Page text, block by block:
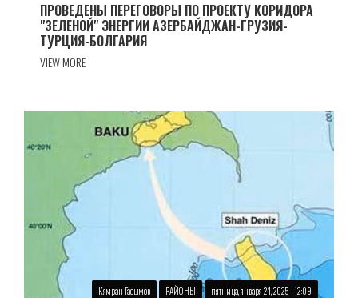
ПРОВЕДЕНЫ ПЕРЕГОВОРЫ ПО ПРОЕКТУ КОРИДОРА
"ЗЕЛЕНОЙ" ЭНЕРГИИ АЗЕРБАЙДЖАН-ГРУЗИЯ-
ТУРЦИЯ-БОЛГАРИЯ
VIEW MORE
Кямран Гасымов РАЙОНЫ пятница, января 24, 2025 - 12:09